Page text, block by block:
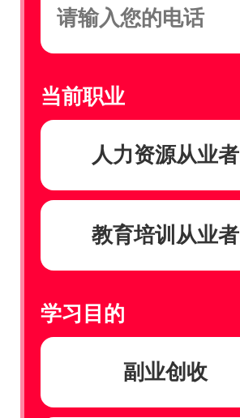
当前职业
人力资源从业者
教育培训从业者
学习目的
副业创收